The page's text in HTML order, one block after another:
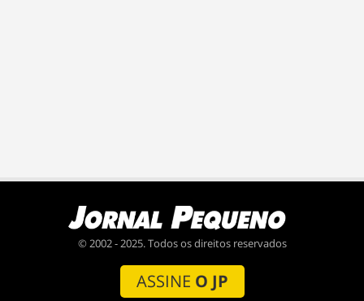
© 2002 - 2025. Todos os direitos reservados
ASSINE O JP